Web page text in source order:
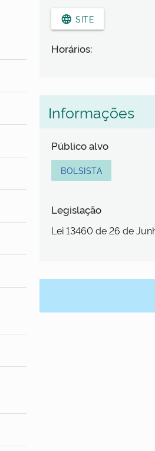
language SITE
Horários:
Informações
Público alvo
BOLSISTA
Legislação
Lei 13460 de 26 de